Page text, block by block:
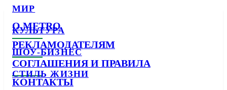
МИР
КУЛЬТУРА
ШОУ-БИЗНЕС
СТИЛЬ ЖИЗНИ
О METRO
РЕКЛАМОДАТЕЛЯМ
СОГЛАШЕНИЯ И ПРАВИЛА
КОНТАКТЫ